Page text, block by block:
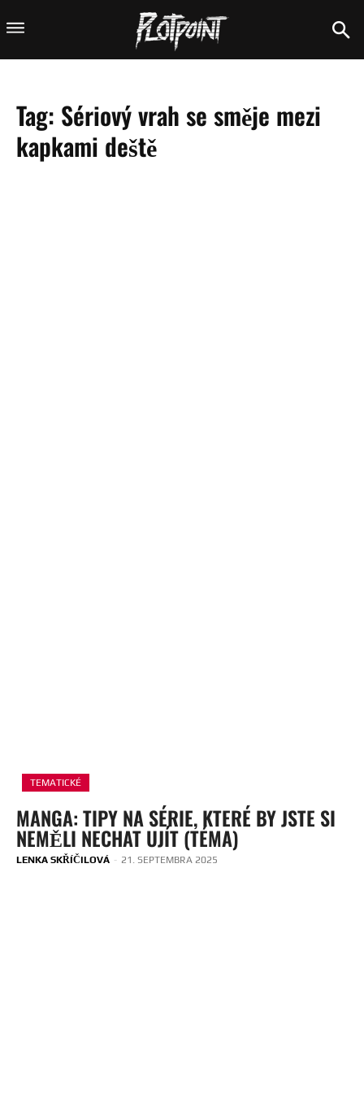
Tag: Sériový vrah se směje mezi
kapkami deště
TEMATICKÉ
MANGA: TIPY NA SÉRIE, KTERÉ BY JSTE SI
NEMĚLI NECHAT UJÍT (TÉMA)
LENKA SKŘÍČILOVÁ - 21. SEPTEMBRA 2025